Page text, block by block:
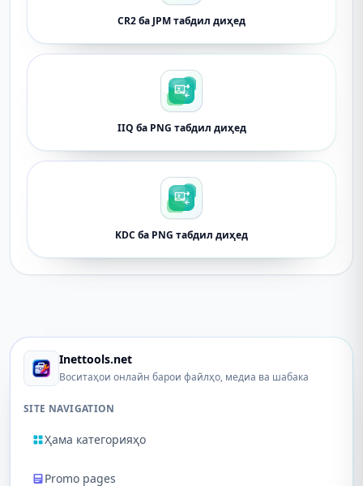
CR2 ба JPM табдил диҳед
IIQ ба PNG табдил диҳед
KDC ба PNG табдил диҳед
Inettools.net
Воситаҳои онлайн барои файлҳо, медиа ва шабака
SITE NAVIGATION
Ҳама категорияҳо
Promo pages